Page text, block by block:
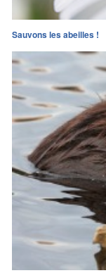
Sauvons les abeilles !